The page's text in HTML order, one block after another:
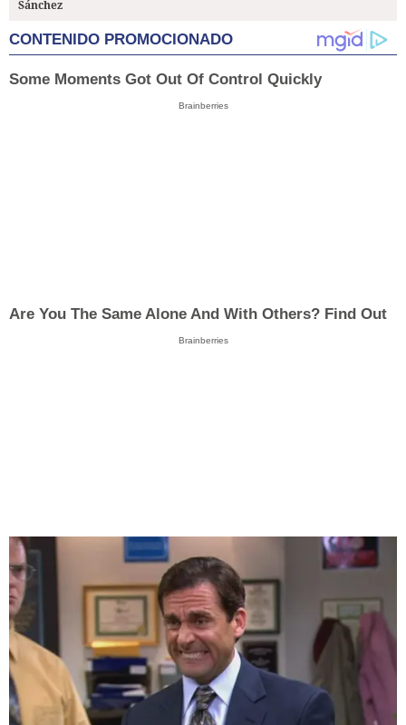
Sánchez
CONTENIDO PROMOCIONADO
Some Moments Got Out Of Control Quickly
Brainberries
Are You The Same Alone And With Others? Find Out
Brainberries